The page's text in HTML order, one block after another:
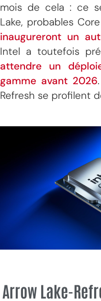
mois de cela : ce
Lake, probables
inaugureront un
Intel a toutefois
attendre un
gamme avant 2026
Refresh se profilent
Arrow Lake-